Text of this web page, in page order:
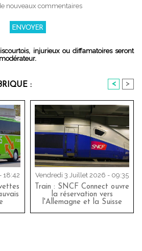
nouveaux commentaires
injurieux ou diffamatoires seront
: < >
18:42
Vendredi 3 Juillet 2026 - 09:35
Train : SNCF Connect ouvre
la réservation vers
l'Allemagne et la Suisse